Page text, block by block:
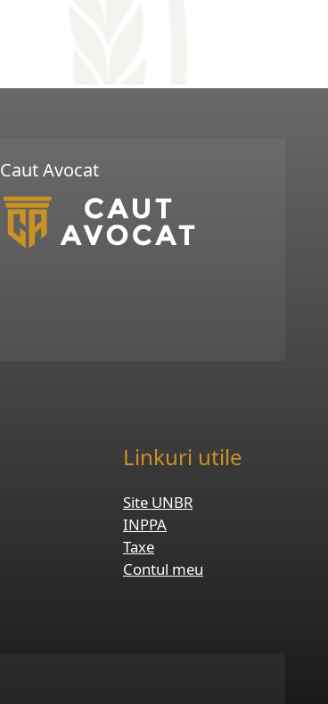
Caut Avocat
Linkuri utile
Site UNBR
INPPA
Taxe
Contul meu